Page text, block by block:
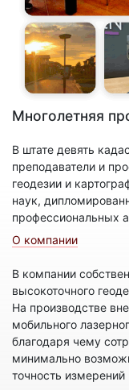
Многолетняя
В штате девять
преподаватели и
геодезии и
наук,
профессиональных
О компании
В компании
высокоточного
На производстве
мобильного
благодаря чему
минимально
точность измерений